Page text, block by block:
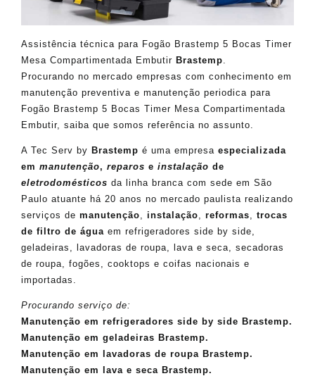
Assistência técnica para Fogão Brastemp 5 Bocas Timer
Mesa Compartimentada Embutir Brastemp
Procurando no mercado empresas com conhecimento em
manutenção preventiva e manutenção periodica para
Fogão Brastemp 5 Bocas Timer Mesa Compartimentada
Embutir, saiba que somos referência no assunto.
A Tec Serv by Brastemp é uma empresa especializada
em manutenção, reparos e instalação de
eletrodomésticos da linha branca com sede em São
Paulo atuante há 20 anos no mercado paulista realizando
serviços de manutenção instalação reformas
trocas
de filtro de água em refrigeradores side by side,
geladeiras, lavadoras de roupa, lava e seca, secadoras
de roupa, fogões, cooktops e coifas nacionais e
importadas.
Procurando serviço de:
Manutenção em refrigeradores side by side Brastemp.
Manutenção em geladeiras Brastemp.
Manutenção em lavadoras de roupa Brastemp.
Manutenção em lava e seca Brastemp.